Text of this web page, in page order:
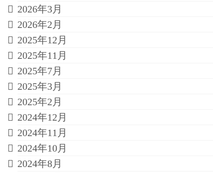
2026年3月
2026年2月
2025年12月
2025年11月
2025年7月
2025年3月
2025年2月
2024年12月
2024年11月
2024年10月
2024年8月